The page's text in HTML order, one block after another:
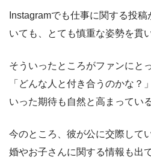
Instagramでも仕事に関する投
いても、とても慎重な姿勢を貫
そういったところがファンにと
「どんな人と付き合うのかな？
いった期待も自然と高まってい
今のところ、彼が公に交際して
婚やお子さんに関する情報も出